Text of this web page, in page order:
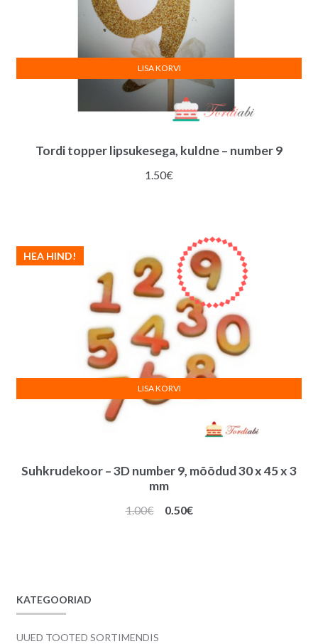
Tordi topper lipsukesega, kuldne – number 9
1.50€
LISA KORVI
Suhkrudekoor – 3D number 9, mõõdud 30 x 45 x 3
mm
HEA HIND!
1.00€
Algne
0.50€Praegune
LISA KORVI
KATEGOORIAD
UUED TOOTED SORTIMENDIS